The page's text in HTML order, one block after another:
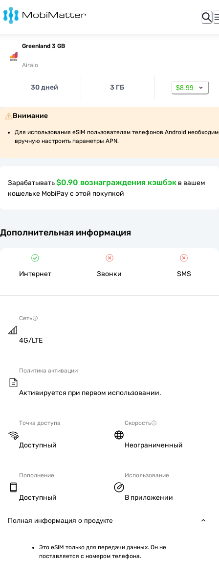
Greenland 3 GB
Airalo
30 дней 3 ГБ $8.99
Внимание
Для использования eSIM пользователям телефонов Android
вручную настроить параметры APN.
Зарабатывать$0.90 вознаграждения кэшбэк в вашем
кошельке MobiPay с этой покупкой
Дополнительная информация
Интернет Звонки SMS
Сеть
4G/LTE
Политика активации
Активируется при первом использовании.
Точка доступа
Доступный
Скорость
Неограниченный
Пополнение
Доступный
Использование
В приложении
Полная информация о продукте
Это eSIM только для передачи данных. Он не
поставляется с номером телефона.